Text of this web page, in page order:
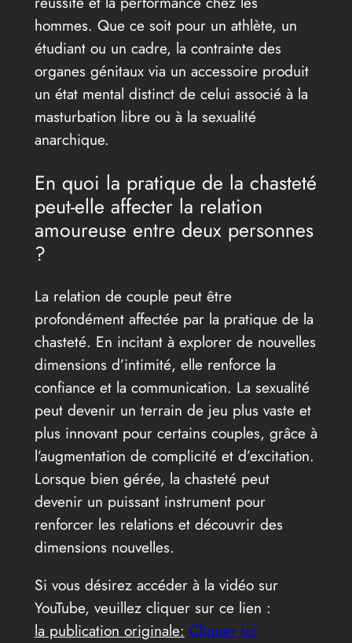
hommes. Que ce soit pour un athlète, un
étudiant ou un cadre, la contrainte des
organes génitaux via un accessoire produit
un état mental distinct de celui associé à la
masturbation libre ou à la sexualité
anarchique.
En quoi la pratique de la chasteté
peut-elle affecter la relation
amoureuse entre deux personnes
?
La relation de couple peut être
profondément affectée par la pratique de la
chasteté. En incitant à explorer de nouvelles
dimensions d’intimité, elle renforce la
confiance et la communication. La sexualité
peut devenir un terrain de jeu plus vaste et
plus innovant pour certains couples, grâce à
l’augmentation de complicité et d’excitation.
Lorsque bien gérée, la chasteté peut
devenir un puissant instrument pour
renforcer les relations et découvrir des
dimensions nouvelles.
Si vous désirez accéder à la vidéo sur
YouTube, veuillez cliquer sur ce lien :
la publication originale: Cliquer ici